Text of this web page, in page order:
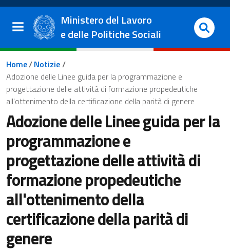
Salta al contenuto principale
Vai al footer
Ministero del Lavoro
e delle Politiche Sociali
Briciole di pane
Home/Notizie/
Adozione delle Linee guida per la programmazione e
progettazione delle attività di formazione propedeutiche
all'ottenimento della certificazione della parità di genere
Adozione delle Linee guida per la
programmazione e
progettazione delle attività di
formazione propedeutiche
all'ottenimento della
certificazione della parità di
genere